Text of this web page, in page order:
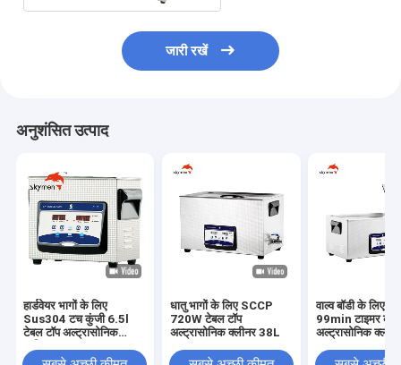
जारी रखें
अनुशंसित उत्पाद
हार्डवेयर भागों के लिए
Sus304 टच कुंजी 6.5l
टेबल टॉप अल्ट्रासोनिक
धातु भागों के लिए SCCP
720W टेबल टॉप
अल्ट्रासोनिक क्लीनर 38L
वाल्व बॉडी के लिए
99min टाइमर
अल्ट्रासोनिक